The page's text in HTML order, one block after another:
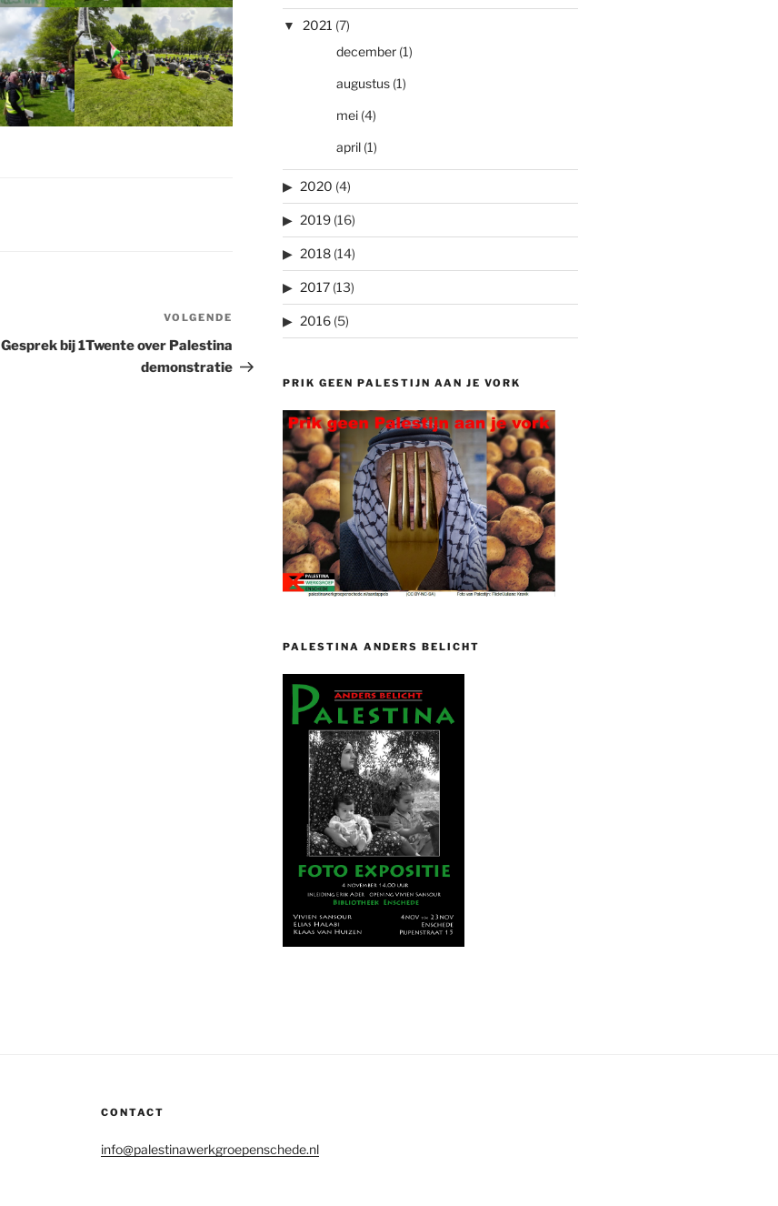
Volgend
bericht
VOLGENDE
Gesprek bij 1Twente over Palestina
demonstratie
2021 (7)
december(1)
augustus(1)
mei(4)
april(1)
2020 (4)
2019(16)
2018(14)
2017(13)
2016(5)
PRIK GEEN PALESTIJN AAN JE VORK
PALESTINA ANDERS BELICHT
CONTACT
info@palestinawerkgroepenschede.nl